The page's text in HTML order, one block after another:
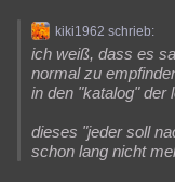
kiki1962 schrieb:
ich weiß, dass es
normal zu
in den "katalog" der
dieses "jeder soll
schon lang nicht